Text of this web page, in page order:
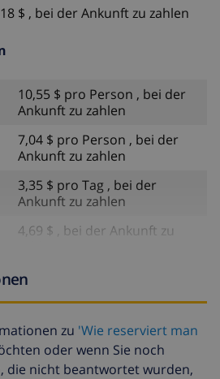
$ , bei der Ankunft zu zahlen
10,55 $ pro Person , bei der
Ankunft zu zahlen
7,04 $ pro Person , bei der
Ankunft zu zahlen
3,35 $ pro Tag , bei der
Ankunft zu zahlen
4,69 $ , bei der Ankunft zu
17,59 $ pro Person , bei der
8,80 $ pro Person , bei der
Ankunft zu zahlen
113,75 $
zu 'Wie reserviert man
oder wenn Sie noch
die nicht beantwortet wurden,